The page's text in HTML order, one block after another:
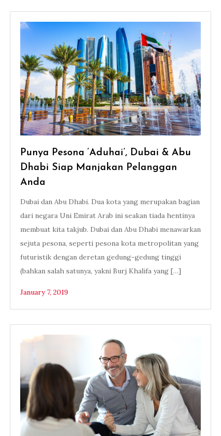
Punya Pesona ‘Aduhai’, Dubai & Abu
Dhabi Siap Manjakan Pelanggan
Anda
Dubai dan Abu Dhabi. Dua kota yang merupakan bagian
dari negara Uni Emirat Arab ini seakan tiada hentinya
membuat kita takjub. Dubai dan Abu Dhabi menawarkan
sejuta pesona, seperti pesona kota metropolitan yang
futuristik dengan deretan gedung-gedung tinggi
(bahkan salah satunya, yakni Burj Khalifa yang […]
January 7, 2019